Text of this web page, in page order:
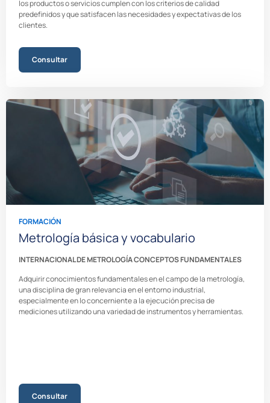
los productos o servicios cumplen con los criterios de calidad
predefinidos y que satisfacen las necesidades y expectativas de los
clientes.
Consultar
FORMACIÓN
Metrología básica y vocabulario
INTERNACIONAL DE METROLOGÍA CONCEPTOS FUNDAMENTALES
Adquirir conocimientos fundamentales en el campo de la metrología,
una disciplina de gran relevancia en el entorno industrial,
especialmente en lo concerniente a la ejecución precisa de
mediciones utilizando una variedad de instrumentos y herramientas.
Consultar